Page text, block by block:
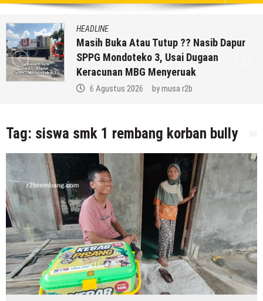
HEADLINE
Masih Buka Atau Tutup ?? Nasib Dapur
SPPG Mondoteko 3, Usai Dugaan
Keracunan MBG Menyeruak
6 Agustus 2026 bymusa r2b
Tag: siswa smk 1 rembang korban bully